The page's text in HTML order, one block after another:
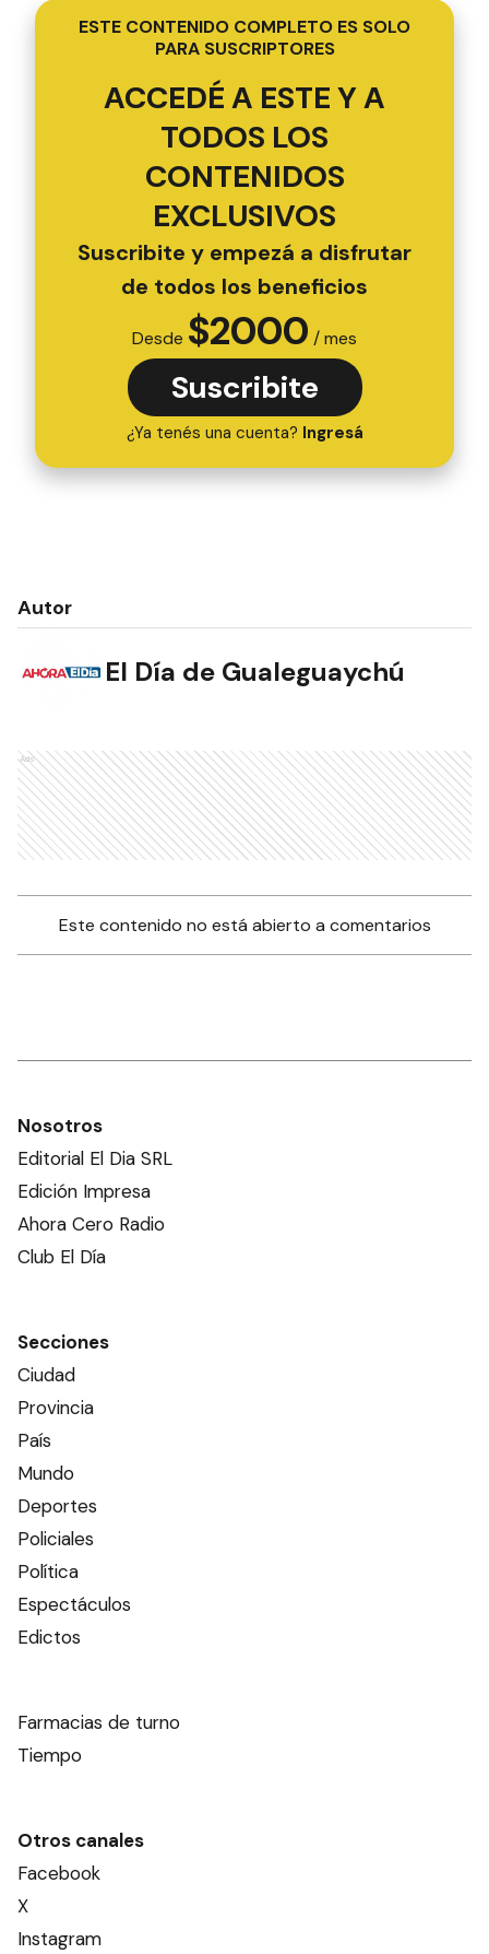
ESTE CONTENIDO COMPLETO ES SOLO
PARA SUSCRIPTORES
ACCEDÉ A ESTE Y A
TODOS LOS
CONTENIDOS
EXCLUSIVOS
Suscribite y empezá a disfrutar
de todos los beneficios
Desde $2000 / mes
Suscribite
¿Ya tenés una cuenta? Ingresá
Autor
El Día de Gualeguaychú
Ads
Este contenido no está abierto a comentarios
Nosotros
Editorial El Dia SRL
Edición Impresa
Ahora Cero Radio
Club El Día
Secciones
Ciudad
Provincia
País
Mundo
Deportes
Policiales
Política
Espectáculos
Edictos
Farmacias de turno
Tiempo
Otros canales
Facebook
X
Instagram